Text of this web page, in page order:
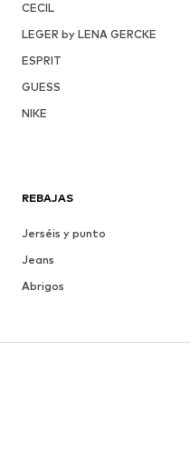
CECIL
LEGER by LENA GERCKE
ESPRIT
GUESS
NIKE
REBAJAS
Jerséis y punto
Jeans
Abrigos
Faldas